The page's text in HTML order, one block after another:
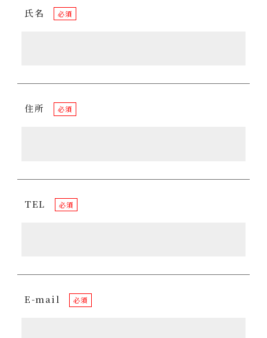
氏名 必須
住所 必須
TEL 必須
E-mail 必須